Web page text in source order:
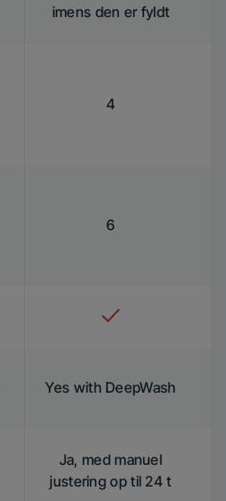
imens den er fyldt
4
6
Yes with DeepWash
Ja, med manuel
justering op til 24 t